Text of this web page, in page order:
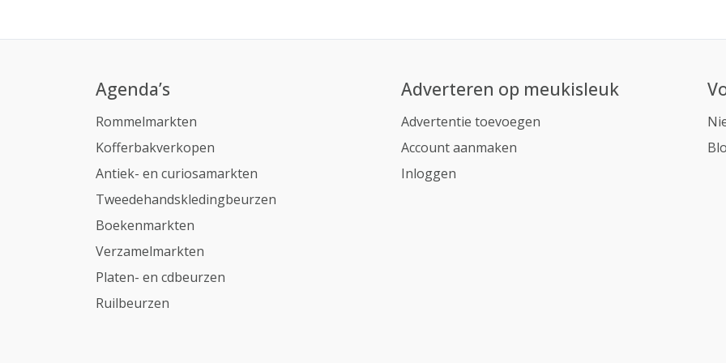
Agenda’s
Rommelmarkten
Kofferbakverkopen
Antiek- en curiosamarkten
Tweedehandskledingbeurzen
Boekenmarkten
Verzamelmarkten
Platen- en cdbeurzen
Ruilbeurzen
Adverteren op meukisleuk
Advertentie toevoegen
Account aanmaken
Inloggen